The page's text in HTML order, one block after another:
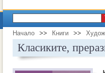
Начало >> Книги >>
Класиките,